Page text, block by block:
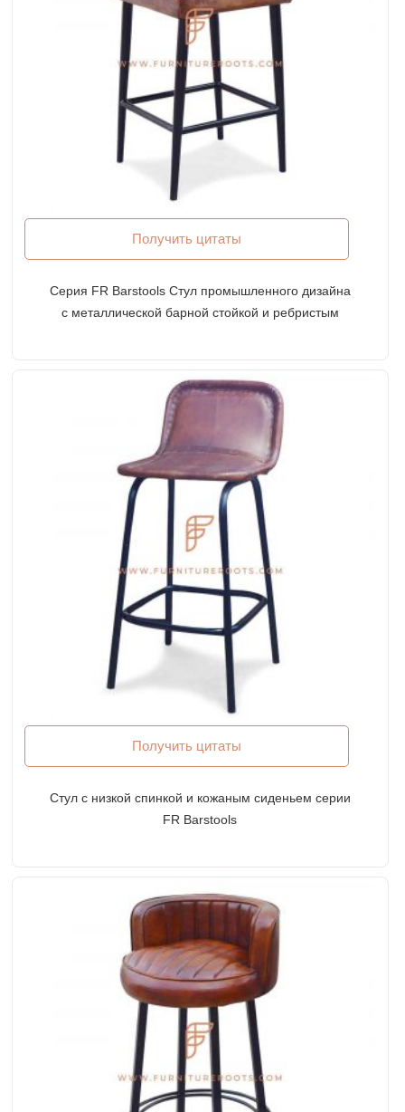
Получить цитаты
Серия FR Barstools Стул промышленного дизайна
с металлической барной стойкой и ребристым
Получить цитаты
Стул с низкой спинкой и кожаным сиденьем серии
FR Barstools